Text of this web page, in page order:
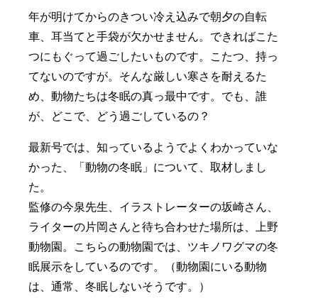
年が明けてからのきつい冷え込みで朝夕の自転
車、耳当てと手袋が欠かせません。できればこた
つにもぐって過ごしたいものです。こたつ、持っ
てないのですが。そんな厳しい寒さを耐えるた
め、動物たちは冬眠の真っ最中です。でも、誰
が、どこで、どう過ごしているの？
最新号では、知っているようでよくわかっていな
かった、「動物の冬眠」について、取材しまし
た。
監修の今泉先生、イラストレーターの坂崎さん、
ライターの片岡さんと待ち合わせた場所は、上野
動物園。こちらの動物園では、ツキノワグマの冬
眠展示をしているのです。（動物園にいる動物
は、通常、冬眠しないそうです。）